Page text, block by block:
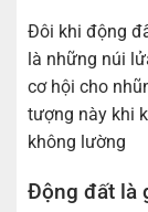
Đôi khi động
là những núi
cơ hội cho
tượng này khi
không lường
Động đất là